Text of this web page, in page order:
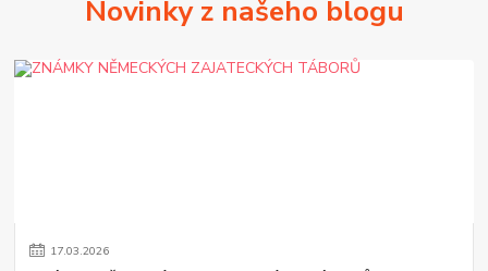
Novinky z našeho blogu
17.03.2026